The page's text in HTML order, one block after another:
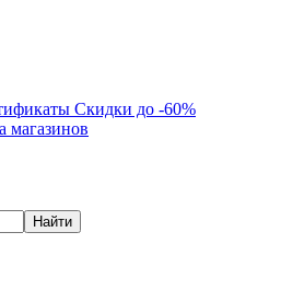
Скидки до -60%
магазинов
Найти